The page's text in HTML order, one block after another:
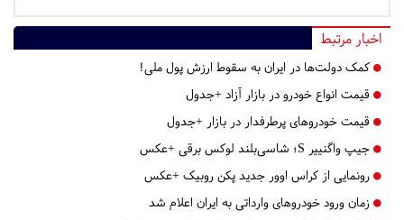
اخبار مرتبط
کمک دولت‌ها در ایران به سقوط ارزش پول ملی!
قیمت انواع خودرو در بازار آزاد +جدول
قیمت خودروهای پرطرفدار در بازار +جدول
جیپ واگنییر S؛ شاسی‌بلند لوکس برقی +عکس
رونمایی از کراس اوور جدید پکن روبیک +عکس
زمان ورود خودروهای وارداتی به ایران اعلام شد